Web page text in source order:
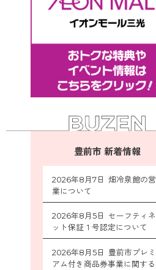
豊前市 新着情報
2026年8月7日 畑冷泉館の営
業について
2026年8月5日 セーフティネ
ット保証１号認定について
2026年8月5日 豊前市プレミ
アム付き商品券事業に関する